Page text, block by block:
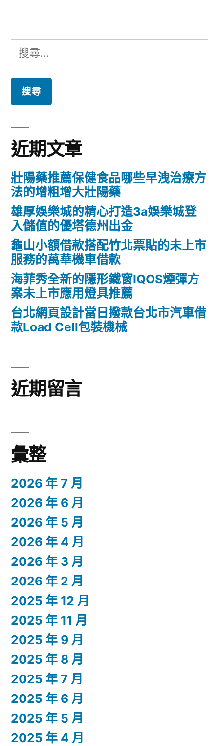
搜
尋
鍵
字:
近期文章
壯陽藥推薦保健食品哪些早洩治療方
法的增粗增大壯陽藥
雄厚娛樂城的精心打造3a娛樂城登
入儲值的優塔德州出金
龜山小額借款搭配竹北票貼的未上市
服務的萬華機車借款
海菲秀全新的隱形鐵窗IQOS煙彈方
案未上市應用燈具推薦
台北網頁設計當日撥款台北市汽車借
款Load Cell包裝機械
近期留言
彙整
2026 年 7 月
2026 年 6 月
2026 年 5 月
2026 年 4 月
2026 年 3 月
2026 年 2 月
2025 年 12 月
2025 年 11 月
2025 年 9 月
2025 年 8 月
2025 年 7 月
2025 年 6 月
2025 年 5 月
2025 年 4 月